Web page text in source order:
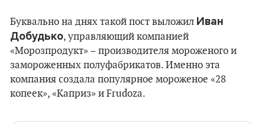
Буквально на днях такой пост выложил Иван
Добудько, управляющий компанией
«Морозпродукт» – производителя мороженого и
замороженных полуфабрикатов. Именно эта
компания создала популярное мороженое «28
копеек», «Каприз» и Frudoza.